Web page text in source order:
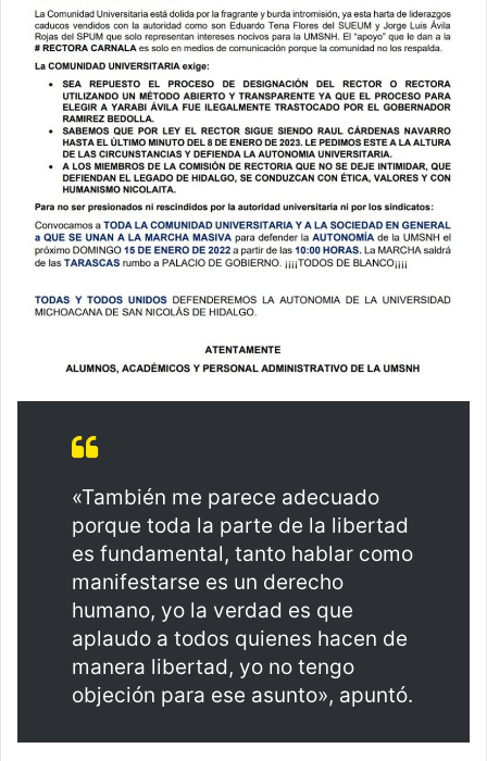
«También me parece adecuado
porque toda la parte de la libertad
es fundamental, tanto hablar como
manifestarse es un derecho
humano, yo la verdad es que
aplaudo a todos quienes hacen de
manera libertad, yo no tengo
objeción para ese asunto», apuntó.